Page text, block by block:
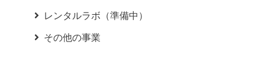
レンタルラボ（準備中）
その他の事業